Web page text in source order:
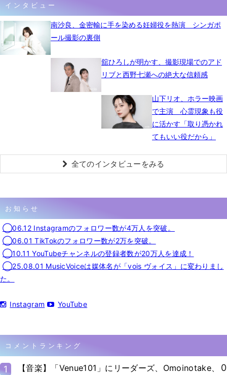
インタビュー
南沙良、金密輸に手を染める妊婦役を熱演 シンガポ
ール撮影の裏側
舘ひろしが明かす、撮影現場でのアド
リブと西野七瀬への絶大な信頼感
山下リオ、ホラー映画
で主演 心霊現象も役
に活かす「取り憑かれ
てもいい役だから」
全てのインタビューをみる
お知らせ
◯06.12 Instagramのフォロワー数が4万人を突破。
◯06.01 TikTokのフォロワー数が2万を突破。
◯10.11 YouTubeチャンネルの登録者数が20万人を達成！
◯25.08.01 MusicVoiceは媒体名が「vois ヴォイス」に変わりまし
た。
Instagram YouTube
コメントランキング
1
【音楽】「Venue101」にリーダーズ、Omoinotake、
0